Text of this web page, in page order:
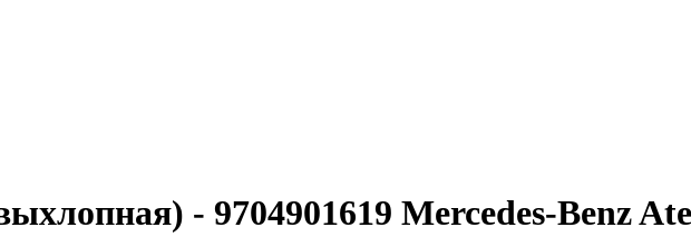
- 9704901619 Mercedes-Benz